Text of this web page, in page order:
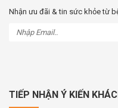
Nhận ưu đãi & tin sức khỏe từ
TIẾP NHẬN Ý KIẾN